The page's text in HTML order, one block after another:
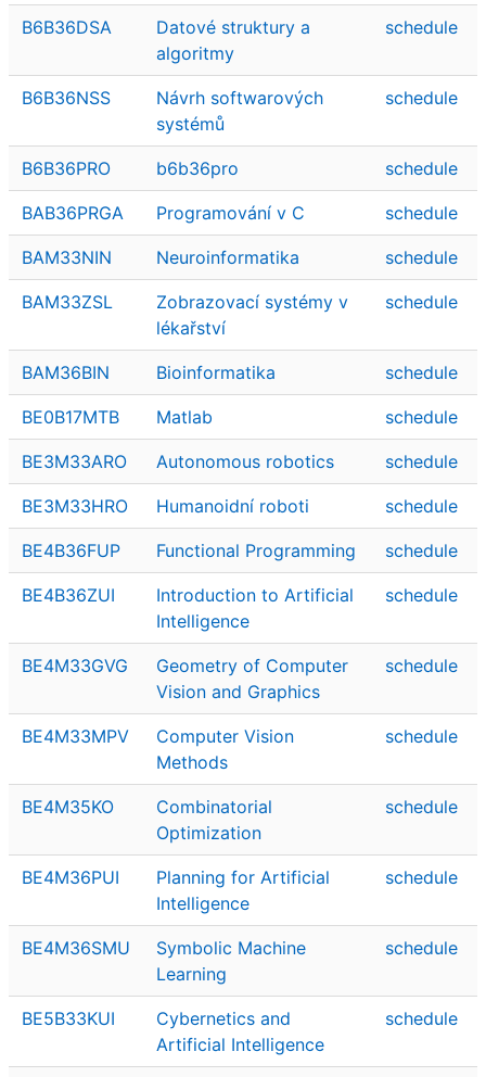
B6B36DSA
Datové struktury a
algoritmy
schedule
B6B36NSS
Návrh softwarových
systémů
schedule
B6B36PRO b6b36pro schedule
BAB36PRGA Programování v C schedule
BAM33NIN Neuroinformatika schedule
BAM33ZSL
Zobrazovací systémy v
lékařství
schedule
BAM36BIN Bioinformatika schedule
BE0B17MTB Matlab schedule
BE3M33ARO Autonomous robotics schedule
BE3M33HRO Humanoidní roboti schedule
BE4B36FUP Functional Programming schedule
BE4B36ZUI
Introduction to Artificial
Intelligence
schedule
BE4M33GVG
Geometry of Computer
Vision and Graphics
schedule
BE4M33MPV
Computer Vision
Methods
schedule
BE4M35KO
Combinatorial
Optimization
schedule
BE4M36PUI
Planning for Artificial
Intelligence
schedule
BE4M36SMU
Symbolic Machine
Learning
schedule
BE5B33KUI
Cybernetics and
Artificial Intelligence
schedule